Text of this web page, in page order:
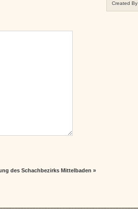
des Schachbezirks Mittelbaden »
Created By